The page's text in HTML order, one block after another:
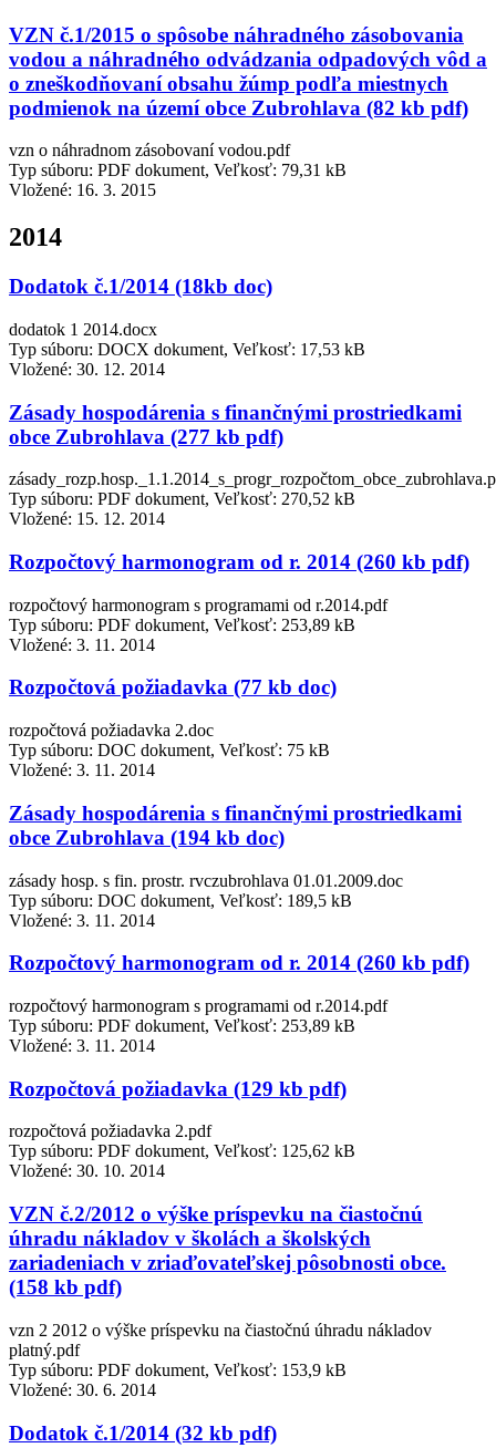
VZN č.1/2015 o spôsobe náhradného zásobovania
vodou a náhradného odvádzania odpadových vôd a
o zneškodňovaní obsahu žúmp podľa miestnych
podmienok na území obce Zubrohlava (82 kb pdf)
vzn o náhradnom zásobovaní vodou.pdf
Typ súboru: PDF dokument, Veľkosť: 79,31 kB
Vložené: 16. 3. 2015
2014
Dodatok č.1/2014 (18kb doc)
dodatok 1 2014.docx
Typ súboru: DOCX dokument, Veľkosť: 17,53 kB
Vložené: 30. 12. 2014
Zásady hospodárenia s finančnými prostriedkami
obce Zubrohlava (277 kb pdf)
Typ súboru: PDF dokument, Veľkosť: 270,52 kB
Vložené: 15. 12. 2014
Rozpočtový harmonogram od r. 2014 (260 kb pdf)
rozpočtový harmonogram s programami od r.2014.pdf
Typ súboru: PDF dokument, Veľkosť: 253,89 kB
Vložené: 3. 11. 2014
Rozpočtová požiadavka (77 kb doc)
rozpočtová požiadavka 2.doc
Typ súboru: DOC dokument, Veľkosť: 75 kB
Vložené: 3. 11. 2014
Zásady hospodárenia s finančnými prostriedkami
obce Zubrohlava (194 kb doc)
zásady hosp. s fin. prostr. rvczubrohlava 01.01.2009.doc
Typ súboru: DOC dokument, Veľkosť: 189,5 kB
Vložené: 3. 11. 2014
Rozpočtový harmonogram od r. 2014 (260 kb pdf)
rozpočtový harmonogram s programami od r.2014.pdf
Typ súboru: PDF dokument, Veľkosť: 253,89 kB
Vložené: 3. 11. 2014
Rozpočtová požiadavka (129 kb pdf)
rozpočtová požiadavka 2.pdf
Typ súboru: PDF dokument, Veľkosť: 125,62 kB
Vložené: 30. 10. 2014
VZN č.2/2012 o výške príspevku na čiastočnú
úhradu nákladov v školách a školských
zariadeniach v zriaďovateľskej pôsobnosti obce.
(158 kb pdf)
vzn 2 2012 o výške príspevku na čiastočnú úhradu nákladov
platný.pdf
Typ súboru: PDF dokument, Veľkosť: 153,9 kB
Vložené: 30. 6. 2014
Dodatok č.1/2014 (32 kb pdf)